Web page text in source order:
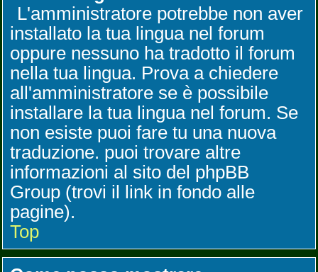
L'amministratore potrebbe non aver
installato la tua lingua nel forum
oppure nessuno ha tradotto il forum
nella tua lingua. Prova a chiedere
all'amministratore se è possibile
installare la tua lingua nel forum. Se
non esiste puoi fare tu una nuova
traduzione. puoi trovare altre
informazioni al sito del phpBB
Group (trovi il link in fondo alle
pagine).
Top